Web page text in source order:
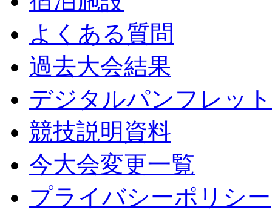
よくある質問
過去大会結果
デジタルパンフレット
競技説明資料
今大会変更一覧
プライバシーポリシー